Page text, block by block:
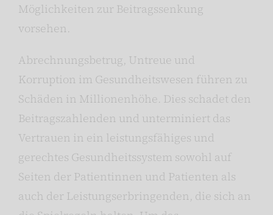
Möglichkeiten zur Beitragssenkung
vorsehen.
Abrechnungsbetrug, Untreue und
Korruption im Gesundheitswesen führen zu
Schäden in Millionenhöhe. Dies schadet den
Beitragszahlenden und unterminiert das
Vertrauen in ein leistungsfähiges und
gerechtes Gesundheitssystem sowohl auf
Seiten der Patientinnen und Patienten als
auch der Leistungserbringenden, die sich an